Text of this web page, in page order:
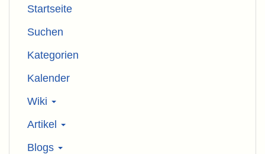
Startseite
Suchen
Kategorien
Kalender
Wiki
Artikel
Blogs